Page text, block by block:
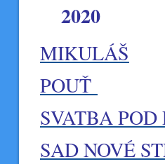
2020
MIKULÁŠ
POUŤ
SVATBA POD
SAD NOVÉ